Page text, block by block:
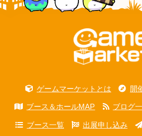
ゲームマーケットとは 開
ブース＆ホールMAP ブログ
ブース一覧 出展申し込み